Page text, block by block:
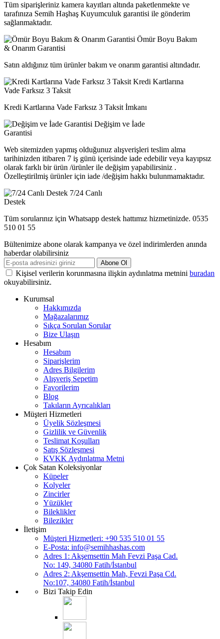
Tüm siparişleriniz kamera kayıtları altında paketlenmekte ve
tarafınıza Semih Haşhaş Kuyumculuk garantisi ile gönderim
sağlanmaktadır.
Ömür Boyu Bakım
& Onarım Garantisi
Satın aldığınız tüm ürünler bakım ve onarım garantisi altındadır.
Kredi Kartlarına
Vade Farksız 3 Taksit
Kredi Kartlarına Vade Farksız 3 Taksit İmkanı
Değişim ve İade
Garantisi
Web sitemizden yapmış olduğunuz alışverişleri teslim alma
tarihinizden itibaren 7 iş günü içerisinde iade edebilir veya kayıpsız
olarak farklı bir ürün /ürünler ile değişim yapabilirsiniz .
Özelleştirilmiş ürünler için iade /değişim hakkı bulunmamaktadır.
7/24 Canlı
Destek
Tüm sorularınız için Whatsapp destek hattımız hizmetinizde. 0535
510 01 55
Bültenimize abone olarak kampanya ve özel indirimlerden anında
haberdar olabilirsiniz
Abone Ol
Kişisel verilerin korunmasına ilişkin aydınlatma metnini buradan
okuyabilirsiniz.
Kurumsal
Hakkımızda
Mağazalarımız
Sıkça Sorulan Sorular
Bize Ulaşın
Hesabım
Hesabım
Siparişlerim
Adres Bilgilerim
Alışveriş Sepetim
Favorilerim
Blog
Takıların Ayrıcalıkları
Müşteri Hizmetleri
Üyelik Sözleşmesi
Gizlilik ve Güvenlik
Teslimat Koşulları
Satış Sözleşmesi
KVKK Aydınlatma Metni
Çok Satan Koleksiyonlar
Küpeler
Kolyeler
Zincirler
Yüzükler
Bileklikler
Bilezikler
İletişim
Müşteri Hizmetleri: +90 535 510 01 55
E-Posta: info@semihhashas.com
Adres 1: Akşemsettin Mah Fevzi Paşa Cad.
No: 149, 34080 Fatih/İstanbul
Adres 2: Akşemsettin Mah, Fevzi Paşa Cd.
No:107, 34080 Fatih/İstanbul
Bizi Takip Edin